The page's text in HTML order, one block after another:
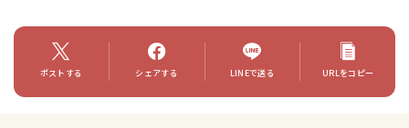
ポストする シェアする LINEで送る URLをコピー